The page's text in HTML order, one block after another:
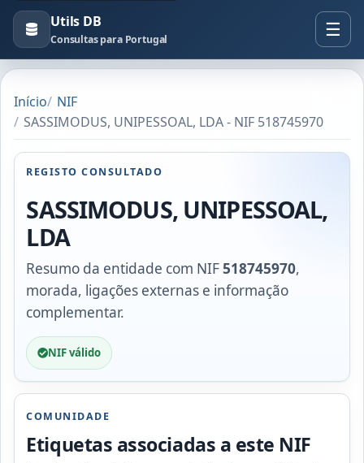
Utils DB
Consultas para Portugal
Início
NIF
SASSIMODUS, UNIPESSOAL, LDA - NIF 518745970
REGISTO CONSULTADO
SASSIMODUS, UNIPESSOAL,
LDA
Resumo da entidade com NIF518745970,
morada, ligações externas e informação
complementar.
NIF válido
COMUNIDADE
Etiquetas associadas a este NIF